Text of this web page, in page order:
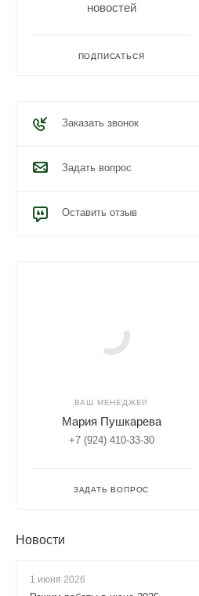
новостей
ПОДПИСАТЬСЯ
Заказать звонок
Задать вопрос
Оставить отзыв
ВАШ МЕНЕДЖЕР
Мария Пушкарева
+7 (924) 410-33-30
ЗАДАТЬ ВОПРОС
Новости
1 июня 2026